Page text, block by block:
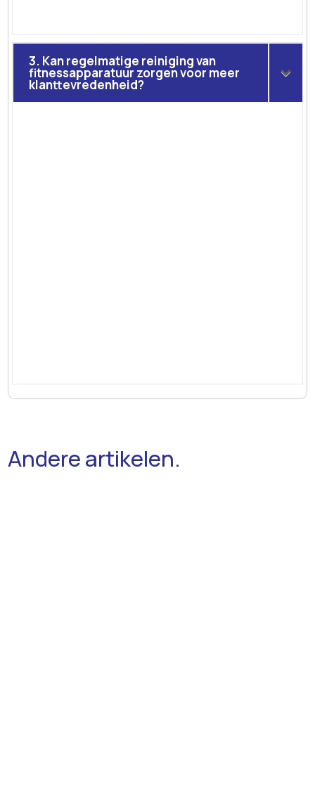
3. Kan regelmatige reiniging van
fitnessapparatuur zorgen voor meer
klanttevredenheid?
Andere artikelen.